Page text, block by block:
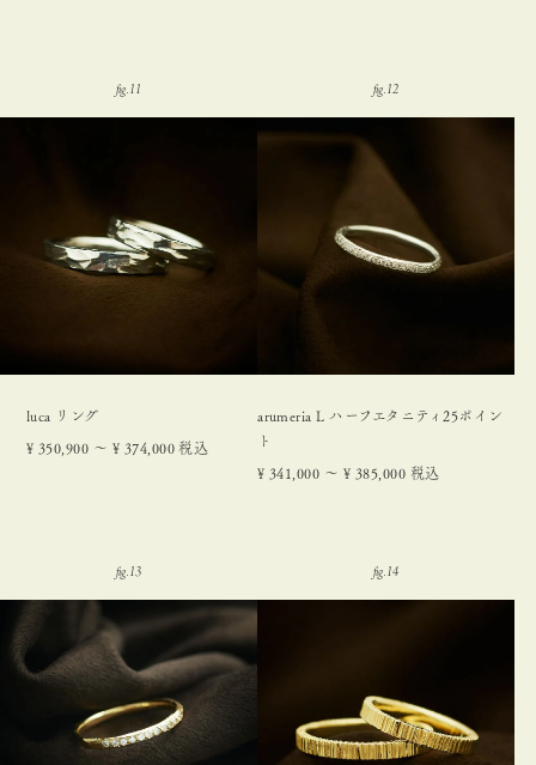
luca リング
¥ 350,900 〜 ¥ 374,000 税込
arumeria L ハーフエタニティ25ポイン
ト
¥ 341,000 〜 ¥ 385,000 税込